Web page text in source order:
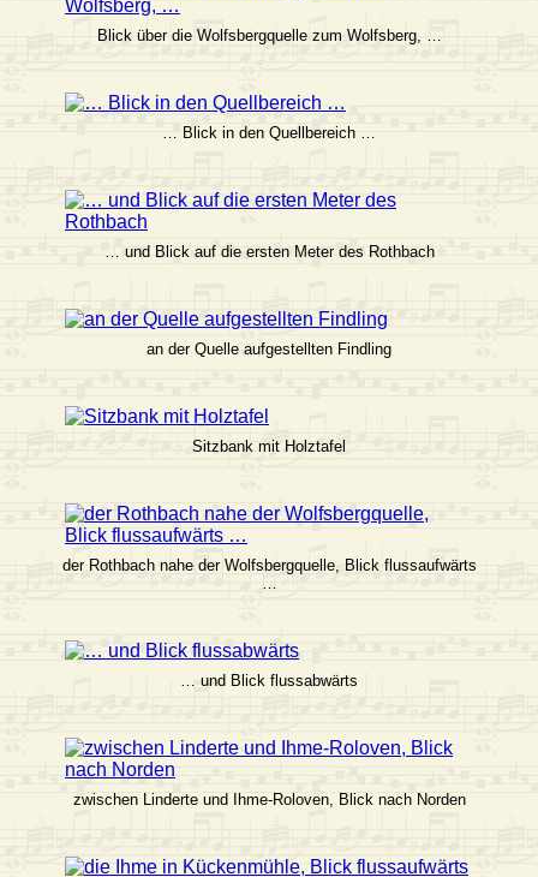
Blick über die Wolfsbergquelle zum Wolfsberg, …
… Blick in den Quellbereich …
… und Blick auf die ersten Meter des Rothbach
an der Quelle aufgestellten Findling
Sitzbank mit Holztafel
der Rothbach nahe der Wolfsbergquelle, Blick flussaufwärts
…
… und Blick flussabwärts
zwischen Linderte und Ihme-Roloven, Blick nach Norden